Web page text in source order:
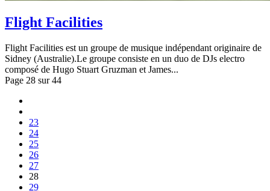
Flight Facilities
Flight Facilities est un groupe de musique indépendant originaire de
Sidney (Australie).Le groupe consiste en un duo de DJs electro
composé de Hugo Stuart Gruzman et James...
Page 28 sur 44
23
24
25
26
27
28
29